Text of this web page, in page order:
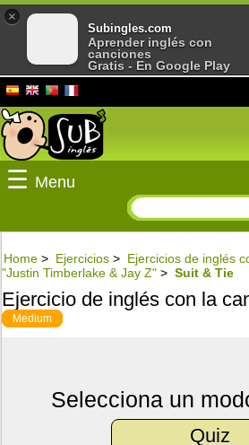
☰ Menu
Home > Ejercicios > Ejercicios de inglés
"Justin Timberlake & Jay Z" > Suit & Tie
Ejercicio de inglés con la
Medium
Selecciona un
Quiz
×
Subingles.com
Aprender inglés con
canciones
Gratis - En Google Play